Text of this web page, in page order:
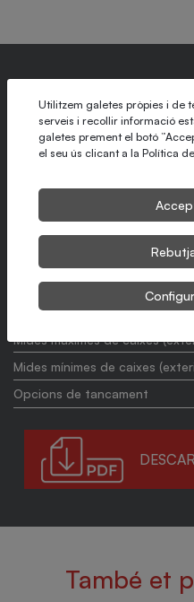
Producció segons el format
Diverses opcions
disponible
Configuració i ajustos per
Manipulació precisa del
Sistema d'introducció
Producció màxima
Mides màximes de caixes
Mides mínimes de caixes
Opcions de tancament
També et
Utilitzem galetes pròpies i de
serveis i recollir informació
galetes prement el botó
el seu ús clicant a la Política